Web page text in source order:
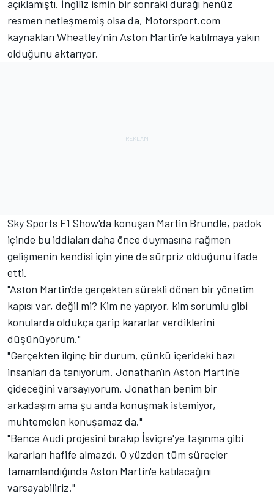
açıklamıştı. İngiliz ismin bir sonraki durağı henüz
resmen netleşmemiş olsa da, Motorsport.com
kaynakları Wheatley'nin Aston Martin’e katılmaya yakın
olduğunu aktarıyor.
Sky Sports F1 Show'da konuşan Martin Brundle, padok
içinde bu iddiaları daha önce duymasına rağmen
gelişmenin kendisi için yine de sürpriz olduğunu ifade
etti.
"Aston Martin'de gerçekten sürekli dönen bir yönetim
kapısı var, değil mi? Kim ne yapıyor, kim sorumlu gibi
konularda oldukça garip kararlar verdiklerini
düşünüyorum."
"Gerçekten ilginç bir durum, çünkü içerideki bazı
insanları da tanıyorum. Jonathan'ın Aston Martin'e
gideceğini varsayıyorum. Jonathan benim bir
arkadaşım ama şu anda konuşmak istemiyor,
muhtemelen konuşamaz da."
"Bence Audi projesini bırakıp İsviçre'ye taşınma gibi
kararları hafife almazdı. O yüzden tüm süreçler
tamamlandığında Aston Martin'e katılacağını
varsayabiliriz."